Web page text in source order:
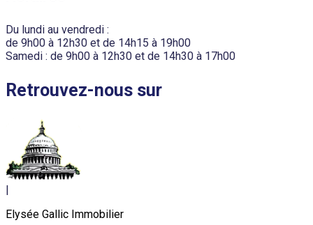
Du lundi au vendredi :
de 9h00 à 12h30 et de 14h15 à 19h00
Samedi : de 9h00 à 12h30 et de 14h30 à 17h00
Retrouvez-nous sur
|
Elysée Gallic Immobilier